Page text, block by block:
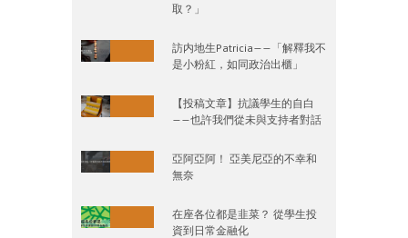
取？」
訪内地生Patricia——「解釋我不
是小粉紅，如同政治出櫃」
【投稿文章】抗議學生的自白
——也許我們從未與支持者對話
亞阿亞阿！ 亞美尼亞的不幸和
無奈
在座各位都是韭菜？ 從學生投
資到日常金融化